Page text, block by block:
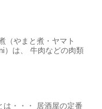
（やまと煮・ヤマト
）は、 牛肉などの肉類
は・・・ 居酒屋の定番